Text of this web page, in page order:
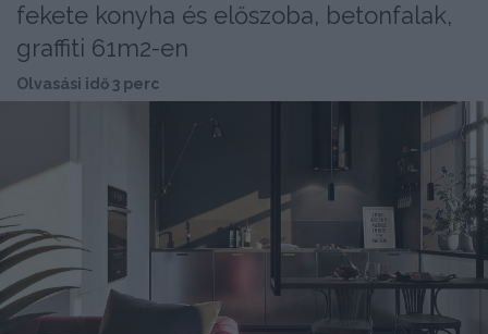
fekete konyha és előszoba, betonfalak,
graffiti 61m2-en
Olvasási idő 3 perc